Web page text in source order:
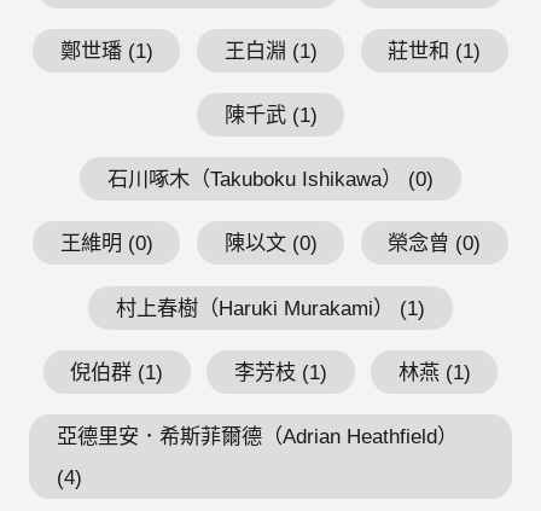
鄭世璠 (1) 王白淵 (1) 莊世和 (1)
陳千武 (1)
石川啄木（Takuboku Ishikawa） (0)
王維明 (0) 陳以文 (0) 榮念曾 (0)
村上春樹（Haruki Murakami） (1)
倪伯群 (1) 李芳枝 (1) 林燕 (1)
亞德里安．希斯菲爾德（Adrian Heathfield）
(4)